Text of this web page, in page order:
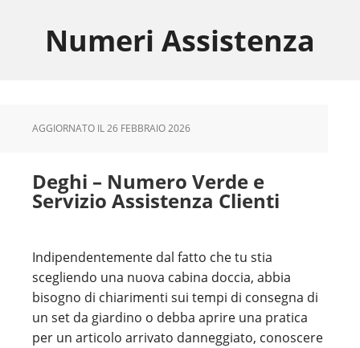
primaryNumeri Assistenza
AGGIORNATO IL26 FEBBRAIO 2026
Deghi – Numero Verde e
Servizio Assistenza Clienti
Indipendentemente dal fatto che tu stia
scegliendo una nuova cabina doccia, abbia
bisogno di chiarimenti sui tempi di consegna di
un set da giardino o debba aprire una pratica
per un articolo arrivato danneggiato, conoscere